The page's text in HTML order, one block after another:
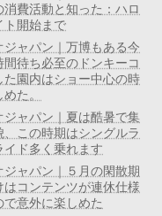
費活動と知った：ハロ
ト開始まで
ャパン｜万博もある今
待ち必至のドンキーコ
た園内はショー中心の時
た。
ャパン｜夏は酷暑で集
この時期はシングルラ
イド多く乗れます
ャパン｜５月の閑散期
コンテンツが連休仕様
意外に楽しめた